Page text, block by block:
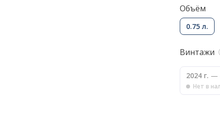
Объём
0.75 л.
Винтажи
2024 г. —
Нет в